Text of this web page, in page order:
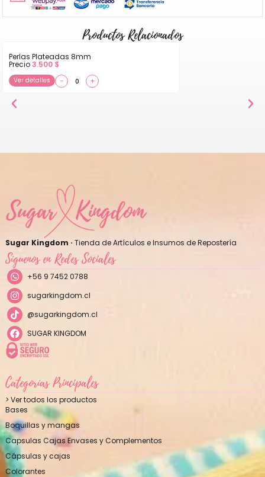
Productos Relacionados
Perlas Plateadas 8mm
Precio3.500 $
Ver detalles − +
Sugar Kingdom · Tienda de Artículos e Insumos de Repostería
Síguenos en Redes Sociales
+56 9 7452 0788
sugarkingdom.cl
@sugarkingdom.cl
SUGAR KINGDOM
Categorías Principales
> Ver todos los productos
Bases
Boquillas y mangas
Capsulas Cajas Envases y Complementos
Cápsulas y cajas
Colorantes